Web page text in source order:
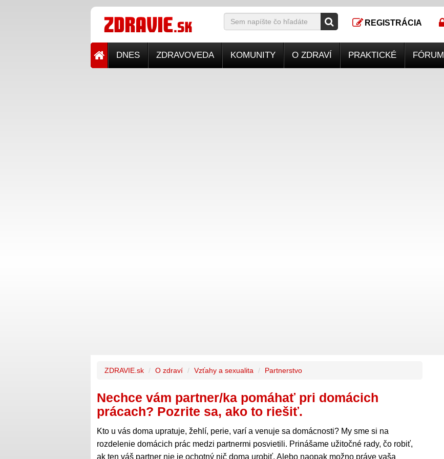
REGISTRÁCIA
DNES ZDRAVOVEDA KOMUNITY O ZDRAVÍ PRAKTICKÉ FÓRUM
ZDRAVIE.sk O zdraví Vzťahy a sexualita Partnerstvo
Nechce vám partner/ka pomáhať pri domácich
prácach? Pozrite sa, ako to riešiť.
Kto u vás doma upratuje, žehlí, perie, varí a venuje sa domácnosti? My sme si na
rozdelenie domácich prác medzi partnermi posvietili. Prinášame užitočné rady, čo robiť,
ak ten váš partner nie je ochotný nič doma urobiť. Alebo naopak možno práve vaša